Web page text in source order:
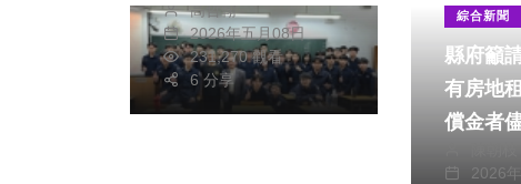
高哲翰
2026年五月08日
231,270 觀看
6 分享
綜合新聞
縣府籲
有房地
償金者
2026
社會